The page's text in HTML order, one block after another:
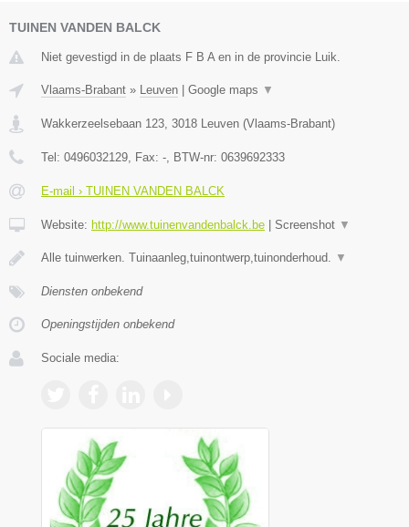
TUINEN VANDEN BALCK
Niet gevestigd in de plaats F B A en in de provincie Luik.
Vlaams-Brabant » Leuven Google maps ▼
Wakkerzeelsebaan 123 3018 Leuven (Vlaams-Brabant)
Tel: 0496032129 , Fax: - , BTW-nr: 0639692333
E-mail › TUINEN VANDEN BALCK
Website: http://www.tuinenvandenbalck.be Screenshot ▼
Alle tuinwerken. Tuinaanleg,tuinontwerp,tuinonderhoud. ▼
Diensten onbekend
Openingstijden onbekend
Sociale media: